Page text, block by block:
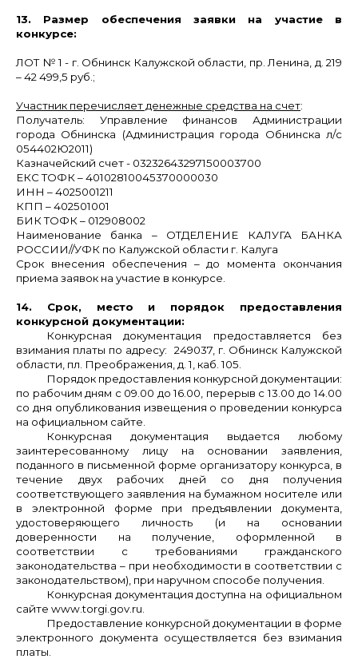
13. Размер обеспечения заявки на участие в
конкурсе:
ЛОТ № 1 - г. Обнинск Калужской области, пр. Ленина, д. 219
– 42 499,5 руб.;
Участник перечисляет денежные средства на счет:
Получатель: Управление финансов Администрации
города Обнинска (Администрация города Обнинска л/с
054402Ю2011)
Казначейский счет - 03232643297150003700
ЕКС ТОФК – 40102810045370000030
ИНН – 4025001211
КПП – 402501001
БИК ТОФК – 012908002
Наименование банка – ОТДЕЛЕНИЕ КАЛУГА БАНКА
РОССИИ//УФК по Калужской области г. Калуга
Срок внесения обеспечения – до момента окончания
приема заявок на участие в конкурсе.
14. Срок, место и порядок предоставления
конкурсной документации:
Конкурсная документация предоставляется без
взимания платы по адресу: 249037, г. Обнинск Калужской
области, пл. Преображения, д. 1, каб. 105.
Порядок предоставления конкурсной документации:
по рабочим дням с 09.00 до 16.00, перерыв с 13.00 до 14.00
со дня опубликования извещения о проведении конкурса
на официальном сайте.
Конкурсная документация выдается любому
заинтересованному лицу на основании заявления,
поданного в письменной форме организатору конкурса, в
течение двух рабочих дней со дня получения
соответствующего заявления на бумажном носителе или
в электронной форме при предъявлении документа,
удостоверяющего личность (и на основании
доверенности на получение, оформленной в
соответствии с требованиями гражданского
законодательства – при необходимости в соответствии с
законодательством), при наручном способе получения.
Конкурсная документация доступна на официальном
сайте www.torgi.gov.ru.
Предоставление конкурсной документации в форме
электронного документа осуществляется без взимания
платы.